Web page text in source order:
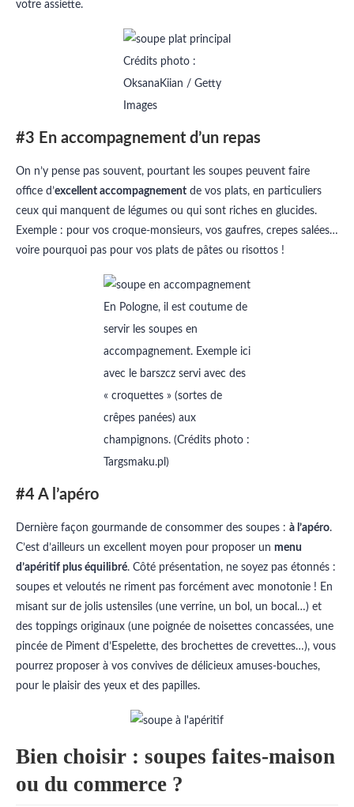
votre assiette.
Crédits photo :
OksanaKiian / Getty
Images
#3 En accompagnement d’un repas
On n’y pense pas souvent, pourtant les soupes peuvent faire
office d’excellent accompagnement de vos plats, en particuliers
ceux qui manquent de légumes ou qui sont riches en glucides.
Exemple : pour vos croque-monsieurs, vos gaufres, crepes salées…
voire pourquoi pas pour vos plats de pâtes ou risottos !
En Pologne, il est coutume de
servir les soupes en
accompagnement. Exemple ici
avec le barszcz servi avec des
« croquettes » (sortes de
crêpes panées) aux
champignons. (Crédits photo :
Targsmaku.pl)
#4 A l’apéro
Dernière façon gourmande de consommer des soupes : à l’apéro.
C’est d’ailleurs un excellent moyen pour proposer un menu
d’apéritif plus équilibré. Côté présentation, ne soyez pas étonnés :
soupes et veloutés ne riment pas forcément avec monotonie ! En
misant sur de jolis ustensiles (une verrine, un bol, un bocal…) et
des toppings originaux (une poignée de noisettes concassées, une
pincée de Piment d’Espelette, des brochettes de crevettes…), vous
pourrez proposer à vos convives de délicieux amuses-bouches,
pour le plaisir des yeux et des papilles.
Bien choisir : soupes faites-maison
ou du commerce ?